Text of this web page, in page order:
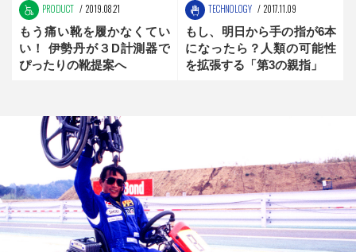
PRODUCT 2019.08.21
もう痛い靴を履かなくてい
い！ 伊勢丹が３D計測器で
ぴったりの靴提案へ
TECHNOLOGY 2017.11.09
もし、明日から手の指が6本
になったら？人類の可能性
を拡張する「第3の親指」